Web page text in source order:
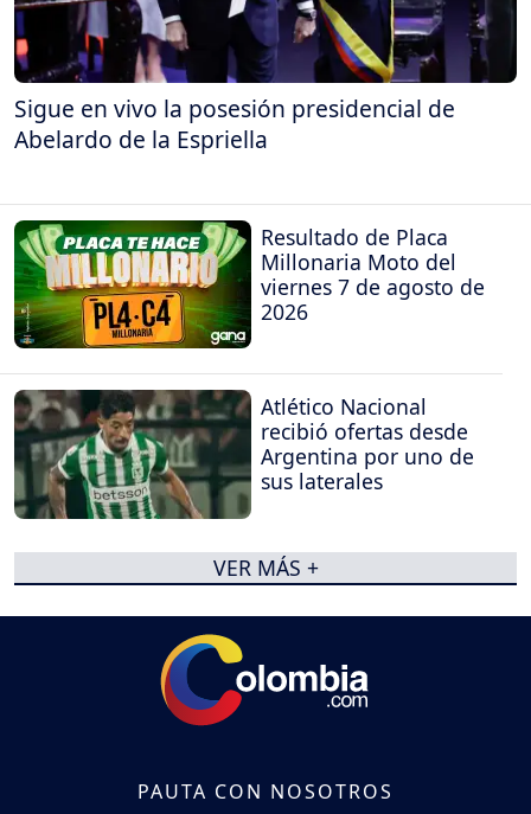
Sigue en vivo la posesión presidencial de
Abelardo de la Espriella
Resultado de Placa
Millonaria Moto del
viernes 7 de agosto de
2026
Atlético Nacional
recibió ofertas desde
Argentina por uno de
sus laterales
VER MÁS +
PAUTA CON NOSOTROS